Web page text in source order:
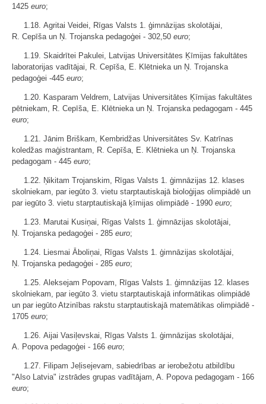
1425 euro;
1.18. Agritai Veidei, Rīgas Valsts 1. ģimnāzijas skolotājai,
R. Cepīša un Ņ. Trojanska pedagoģei - 302,50 euro;
1.19. Skaidrītei Pakulei, Latvijas Universitātes Ķīmijas fakultātes
laboratorijas vadītājai, R. Cepīša, E. Klētnieka un Ņ. Trojanska
pedagoģei -445 euro;
1.20. Kasparam Veldrem, Latvijas Universitātes Ķīmijas fakultātes
pētniekam, R. Cepīša, E. Klētnieka un Ņ. Trojanska pedagogam - 445
euro;
1.21. Jānim Briškam, Kembridžas Universitātes Sv. Katrīnas
koledžas maģistrantam, R. Cepīša, E. Klētnieka un Ņ. Trojanska
pedagogam - 445 euro;
1.22. Ņikitam Trojanskim, Rīgas Valsts 1. ģimnāzijas 12. klases
skolniekam, par iegūto 3. vietu starptautiskajā bioloģijas olimpiādē un
par iegūto 3. vietu starptautiskajā ķīmijas olimpiādē - 1990 euro;
1.23. Marutai Kusiņai, Rīgas Valsts 1. ģimnāzijas skolotājai,
Ņ. Trojanska pedagoģei - 285 euro;
1.24. Liesmai Āboliņai, Rīgas Valsts 1. ģimnāzijas skolotājai,
Ņ. Trojanska pedagoģei - 285 euro;
1.25. Aleksejam Popovam, Rīgas Valsts 1. ģimnāzijas 12. klases
skolniekam, par iegūto 3. vietu starptautiskajā informātikas olimpiādē
un par iegūto Atzinības rakstu starptautiskajā matemātikas olimpiādē -
1705 euro;
1.26. Aijai Vasiļevskai, Rīgas Valsts 1. ģimnāzijas skolotājai,
A. Popova pedagoģei - 166 euro;
1.27. Filipam Jeļisejevam, sabiedrības ar ierobežotu atbildību
"Also Latvia" izstrādes grupas vadītājam, A. Popova pedagogam - 166
euro;